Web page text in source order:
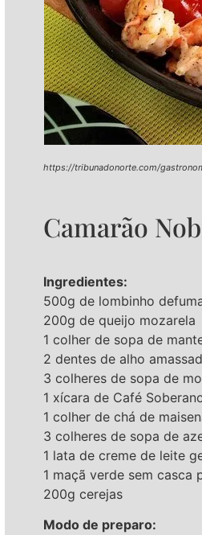
https://tribunadonorte.com/
Camarão
Ingredientes:
500g de lombinho
200g de queijo mozarela
1 colher de sopa de
2 dentes de alho
3 colheres de sopa de
1 xícara de Café
1 colher de chá de
3 colheres de sopa de
1 lata de creme de leite
1 maçã verde sem casca
200g cerejas
Modo de preparo: